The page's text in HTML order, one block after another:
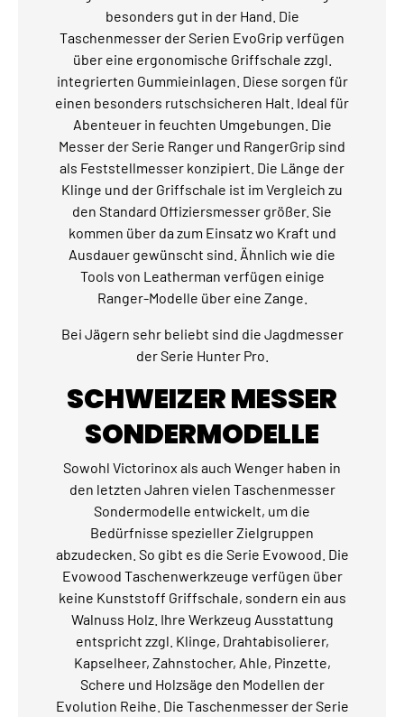
besonders gut in der Hand. Die
Taschenmesser der Serien EvoGrip verfügen
über eine ergonomische Griffschale zzgl.
integrierten Gummieinlagen. Diese sorgen für
einen besonders rutschsicheren Halt. Ideal für
Abenteuer in feuchten Umgebungen. Die
Messer der Serie Ranger und RangerGrip sind
als Feststellmesser konzipiert. Die Länge der
Klinge und der Griffschale ist im Vergleich zu
den Standard Offiziersmesser größer. Sie
kommen über da zum Einsatz wo Kraft und
Ausdauer gewünscht sind. Ähnlich wie die
Tools von Leatherman verfügen einige
Ranger-Modelle über eine Zange.
Bei Jägern sehr beliebt sind die Jagdmesser
der Serie Hunter Pro.
SCHWEIZER MESSER
SONDERMODELLE
Sowohl Victorinox als auch Wenger haben in
den letzten Jahren vielen Taschenmesser
Sondermodelle entwickelt, um die
Bedürfnisse spezieller Zielgruppen
abzudecken. So gibt es die Serie Evowood. Die
Evowood Taschenwerkzeuge verfügen über
keine Kunststoff Griffschale, sondern ein aus
Walnuss Holz. Ihre Werkzeug Ausstattung
entspricht zzgl. Klinge, Drahtabisolierer,
Kapselheer, Zahnstocher, Ahle, Pinzette,
Schere und Holzsäge den Modellen der
Evolution Reihe. Die Taschenmesser der Serie